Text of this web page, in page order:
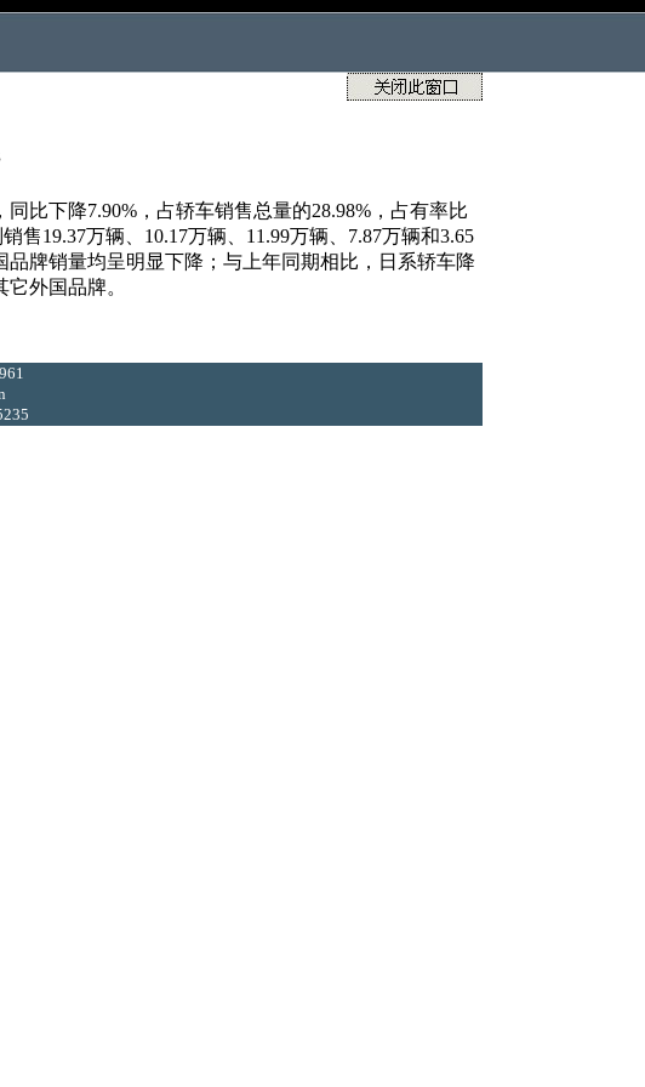
比下降7.90%，占轿车销售总量的28.98%，占有率比
售19.37万辆、10.17万辆、11.99万辆、7.87万辆和3.65
品牌销量均呈明显下降；与上年同期相比，日系轿车降
外国品牌。